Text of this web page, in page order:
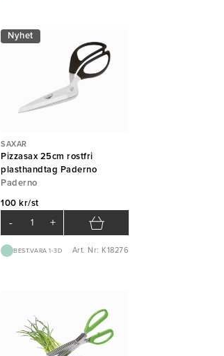
Nyhet
SAXAR
Pizzasax 25cm rostfri
plasthandtag Paderno
Paderno
100 kr/st
- +
BEST.VARA 1-3D Art. Nr: K18276